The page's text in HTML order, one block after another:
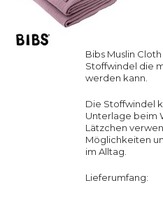
Bibs Muslin
Stoffwindel die
werden kann.
Die Stoffwindel
Unterlage beim
Lätzchen
Möglichkeiten
im Alltag.
Lieferumfang: